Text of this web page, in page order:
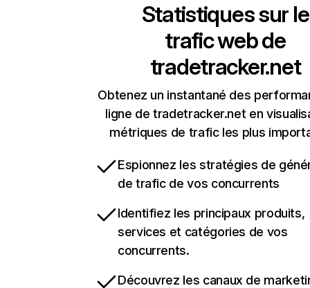
Statistiques sur le
trafic web de
tradetracker.net
Obtenez un instantané des
ligne de tradetracker.net en
métriques de trafic les plus
Espionnez les stratégies de
de trafic de vos concurrents
Identifiez les principaux produits,
services et catégories de vos
concurrents.
Découvrez les canaux de